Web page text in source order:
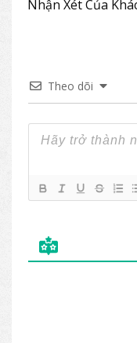
trọng,
Nhận Xét Của
Theo dõi